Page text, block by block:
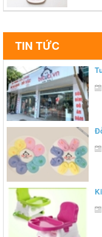
TIN TỨC